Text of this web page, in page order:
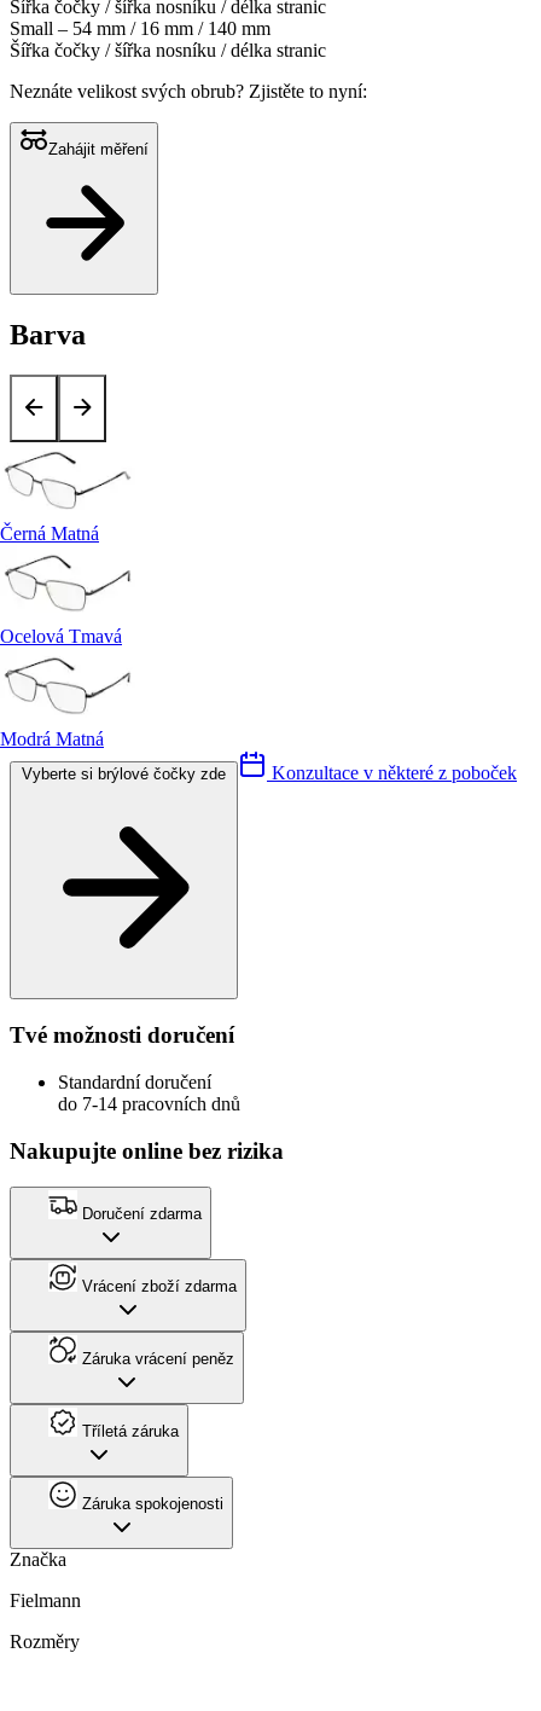
Šířka čočky / šířka nosníku / délka stranic
Small – 54 mm / 16 mm / 140 mm
Šířka čočky / šířka nosníku / délka stranic
Neznáte velikost svých obrub? Zjistěte to nyní:
Zahájit měření
Barva
Černá Matná
Ocelová Tmavá
Modrá Matná
Konzultace v některé z poboček
Tvé možnosti doručení
Standardní doručení
do 7-14 pracovních dnů
Nakupujte online bez rizika
Doručení zdarma
Vrácení zboží zdarma
Záruka vrácení peněz
Tříletá záruka
Záruka spokojenosti
Značka
Fielmann
Rozměry